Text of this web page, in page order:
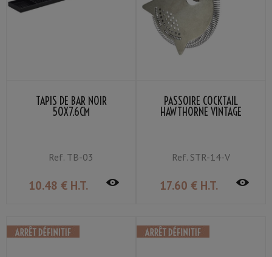
TAPIS DE BAR NOIR
50X7.6CM
Ref. TB-03
10.48 € H.T.
PASSOIRE COCKTAIL
HAWTHORNE VINTAGE
Ref. STR-14-V
17.60 € H.T.